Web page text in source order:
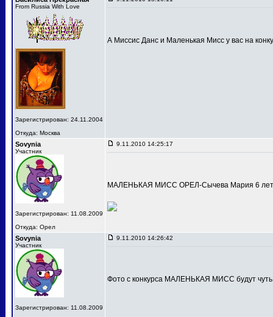
From Russia With Love
Зарегистрирован: 24.11.2004
Откуда: Москва
А Миссис Данс и Маленькая Мисс у вас на
Sovynia
Участник
Зарегистрирован: 11.08.2009
Откуда: Орел
9.11.2010 14:25:17
МАЛЕНЬКАЯ МИСС ОРЕЛ-Сычева Мария 6
Sovynia
Участник
Зарегистрирован: 11.08.2009
9.11.2010 14:26:42
Фото с конкурса МАЛЕНЬКАЯ МИСС будут